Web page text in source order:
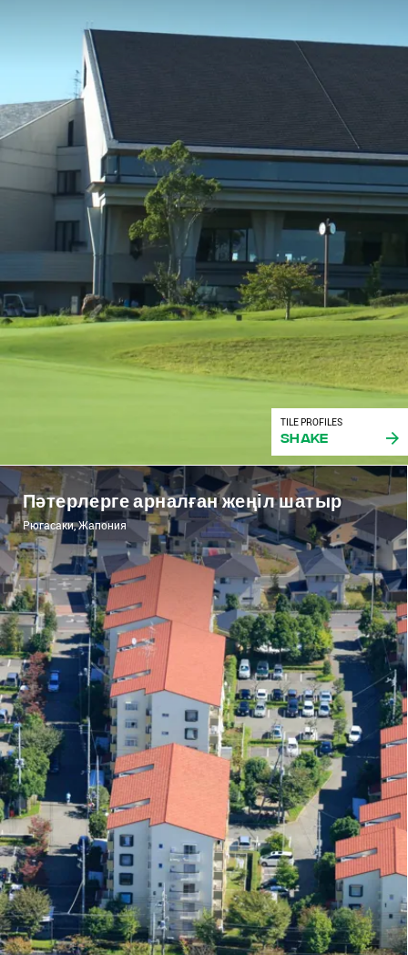
TILE PROFILES
Shake
Пәтерлерге арналған жеңіл шатыр
Рюгасаки, Жапония